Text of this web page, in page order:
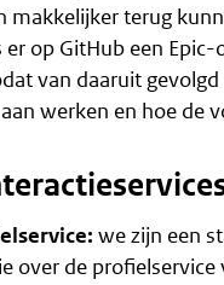
makkelijker terug
er op GitHub een Epic-
van daaruit
werken en hoe de
we zijn een
over de profielservice